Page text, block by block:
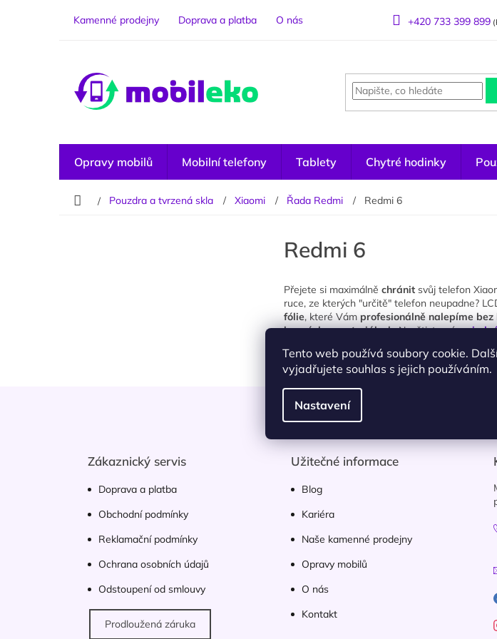
Tento web používá soubory cookie.
vyjadřujete souhlas s jejich používáním.
Nastavení
Kamenné prodejny Doprava a platba O nás +420 733 399 899
Opravy mobilů Mobilní telefony Tablety Chytré hodinky
DomůPouzdra a tvrzená skla Xiaomi Řada Redmi Redmi 6
Redmi 6
Přejete si maximálně chránit svůj telefon
ruce, ze kterých "určitě" telefon neupadne?
fólie, které Vám profesionálně nalepíme
barvách a materiálech. Navštivte násv
Zákaznický servis
Doprava a platba
Obchodní podmínky
Reklamační podmínky
Ochrana osobních údajů
Odstoupení od smlouvy
Prodloužená záruka
Užitečné informace
Blog
Kariéra
Naše kamenné prodejny
Opravy mobilů
O nás
Kontakt